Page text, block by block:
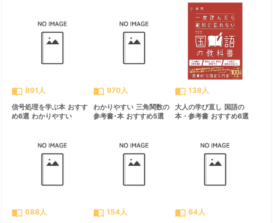
import_contacts 891人
信号処理を学ぶ本 おすす
め6選 わかりやすい
import_contacts 970人
わかりやすい 三角関数の
参考書･本 おすすめ5選
import_contacts 138人
大人の学び直し 国語の
本・参考書 おすすめ6選
import_contacts 688人 import_contacts 154人 import_contacts 64人